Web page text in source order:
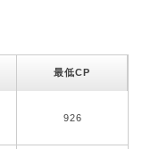
最低CP
926